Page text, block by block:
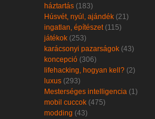
háztartás (183)
Húsvét, nyúl, ajándék (21)
ingatlan, építészet(115)
játékok (253)
karácsonyi pazarságok (43)
koncepció (306)
lifehacking, hogyan kell? (2)
luxus (293)
Mesterséges intelligencia (1)
mobil cuccok (475)
modding (43)